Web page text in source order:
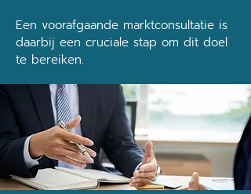
Een voorafgaande marktconsultatie is
daarbij een cruciale stap om dit doel
te bereiken.